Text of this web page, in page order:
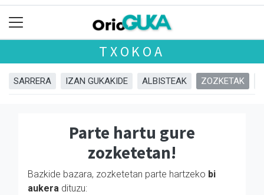
TXOKOA
SARRERA IZAN GUKAKIDE ALBISTEAK ZOZKETAK
Parte hartu gure
zozketetan!
Bazkide bazara, zozketetan parte hartzeko bi
aukera dituzu: